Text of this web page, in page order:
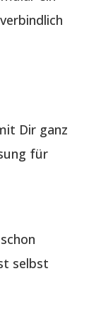
Dir ganz
für
selbst